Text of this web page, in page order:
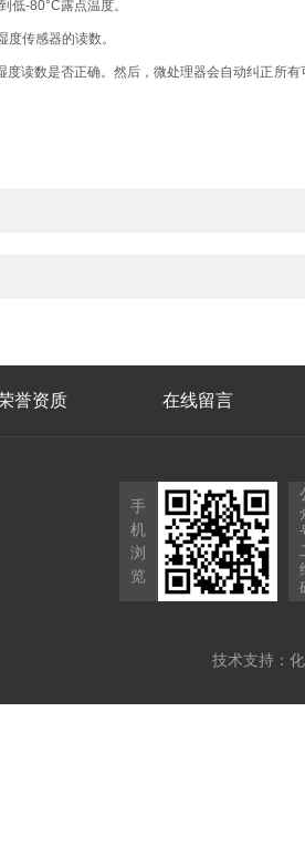
-80°C露点温度。
传感器的读数。
读数是否正确。然后，微处理器会自动纠正所有
誉资质 在线留言
手
机
浏
览
技术支持：